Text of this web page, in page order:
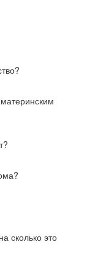
сколько это